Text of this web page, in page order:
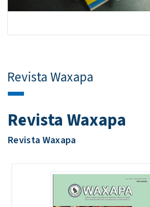
Revista Waxapa
Revista Waxapa
Revista Waxapa